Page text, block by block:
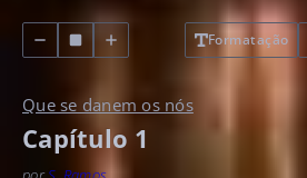
Formatação
Que se danem os nós
Capítulo 1